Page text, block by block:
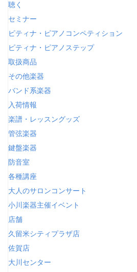
聴く
セミナー
ピティナ・ピアノコンペティション
ピティナ・ピアノステップ
取扱商品
その他楽器
バンド系楽器
入荷情報
楽譜・レッスングッズ
管弦楽器
鍵盤楽器
防音室
各種講座
大人のサロンコンサート
小川楽器主催イベント
店舗
久留米シティプラザ店
佐賀店
大川センター